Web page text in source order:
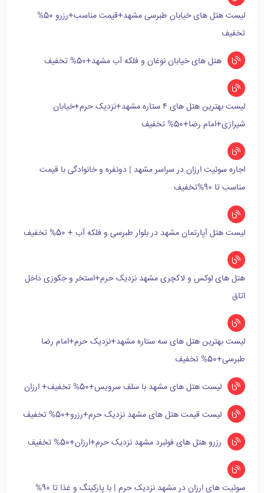
لیست هتل های خیابان طبرسی مشهد+قیمت مناسب+رزرو 50%
تخفیف
هتل های خیابان نوغان و فلکه آب مشهد+50% تخفیف
لیست بهترین هتل های ۴ ستاره مشهد+نزدیک حرم+خیابان
شیرازی+امام رضا+50% تخفیف
اجاره سوئیت ارزان در سراسر مشهد | دونفره و خانوادگی با قیمت
مناسب تا 90%تخفیف
لیست هتل آپارتمان مشهد در بلوار طبرسی و فلکه آب + 50% تخفیف
هتل های لوکس و لاکچری مشهد نزدیک حرم+استخر و جکوزی داخل
اتاق
لیست بهترین هتل های سه ستاره مشهد+نزدیک حرم+امام رضا
طبرسی+50% تخفیف
لیست هتل های مشهد با سلف سرویس+50% تخفیف+ ارزان
لیست قیمت هتل های مشهد نزدیک حرم+رزرو+50% تخفیف
رزرو هتل های فولبرد مشهد نزدیک حرم+ارزان+50% تخفیف
سوئیت های ارزان در مشهد نزدیک حرم | با پارکینگ و غذا تا 90%